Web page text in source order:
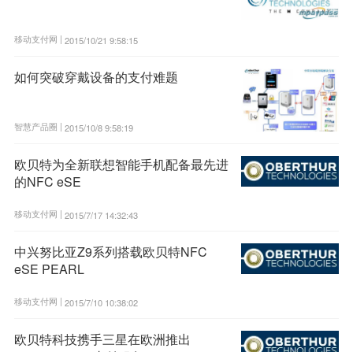
移动支付网 | 2015/10/21 9:58:15
如何突破穿戴设备的支付难题
智慧产品圈 | 2015/10/8 9:58:19
欧贝特为全新联想智能手机配备最先进
的NFC eSE
移动支付网 | 2015/7/17 14:32:43
中兴努比亚Z9系列搭载欧贝特NFC
eSE PEARL
移动支付网 | 2015/7/10 10:38:02
欧贝特科技携手三星在欧洲推出